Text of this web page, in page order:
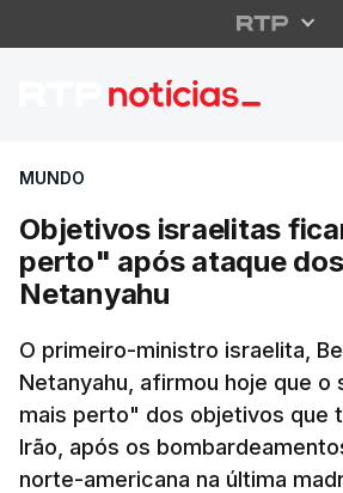
Objetivos
MUNDO
Objetivos israelitas
perto" após ataque
Netanyahu
O primeiro-ministro israelita,
Netanyahu, afirmou hoje que o
mais perto" dos objetivos que
Irão, após os
norte-americana na última